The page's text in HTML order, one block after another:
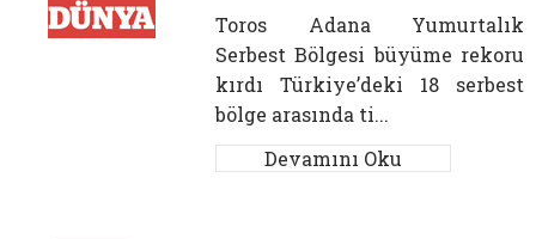
Toros Adana Yumurtalık
Serbest Bölgesi büyüme rekoru
kırdı Türkiye’deki 18 serbest
bölge arasında ti...
Devamını Oku